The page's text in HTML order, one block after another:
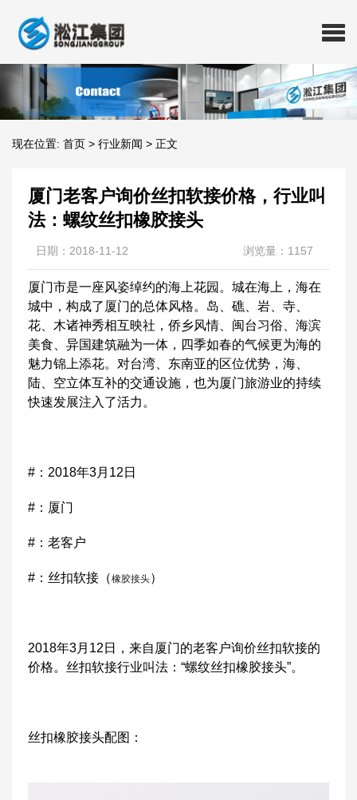
现在位置: 首页 > 行业新闻 > 正文
厦门老客户询价丝扣软接价格，行业叫
法：螺纹丝扣橡胶接头
日期：2018-11-12 浏览量：1157
厦门市是一座风姿绰约的海上花园。城在海上，海在
城中，构成了厦门的总体风格。岛、礁、岩、寺、
花、木诸神秀相互映社，侨乡风情、闽台习俗、海滨
美食、异国建筑融为一体，四季如春的气候更为海的
魅力锦上添花。对台湾、东南亚的区位优势，海、
陆、空立体互补的交通设施，也为厦门旅游业的持续
快速发展注入了活力。
#：2018年3月12日
#：厦门
#：老客户
#：丝扣软接（橡胶接头）
2018年3月12日，来自厦门的老客户询价丝扣软接的
价格。丝扣软接行业叫法：“螺纹丝扣橡胶接头”。
丝扣橡胶接头配图：